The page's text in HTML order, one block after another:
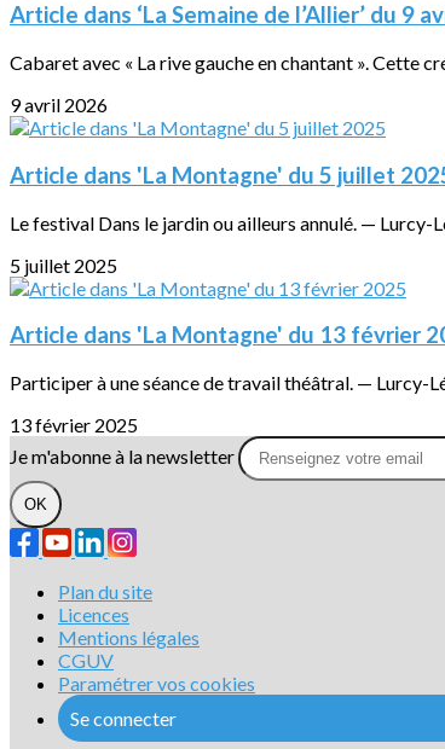
Article dans ‘La Semaine de l’Allier’ du 9
Cabaret avec « La rive gauche en chantant ». Cette
9 avril 2026
Article dans 'La Montagne' du 5 juillet
Le festival Dans le jardin ou ailleurs annulé. — Lurcy-
5 juillet 2025
Article dans 'La Montagne' du 13 février
Participer à une séance de travail théâtral. — Lurcy-
13 février 2025
Je m'abonne à la newsletter
OK
Plan du site
Licences
Mentions légales
CGUV
Paramétrer vos cookies
Se connecter